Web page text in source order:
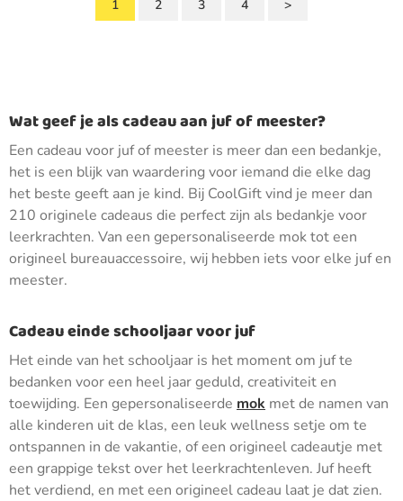
1 2 3 4 >
Wat geef je als cadeau aan juf of meester?
Een cadeau voor juf of meester is meer dan een bedankje,
het is een blijk van waardering voor iemand die elke dag
het beste geeft aan je kind. Bij CoolGift vind je meer dan
210 originele cadeaus die perfect zijn als bedankje voor
leerkrachten. Van een gepersonaliseerde mok tot een
origineel bureauaccessoire, wij hebben iets voor elke juf en
meester.
Cadeau einde schooljaar voor juf
Het einde van het schooljaar is het moment om juf te
bedanken voor een heel jaar geduld, creativiteit en
toewijding. Een gepersonaliseerde mok met de namen van
alle kinderen uit de klas, een leuk wellness setje om te
ontspannen in de vakantie, of een origineel cadeautje met
een grappige tekst over het leerkrachtenleven. Juf heeft
het verdiend, en met een origineel cadeau laat je dat zien.